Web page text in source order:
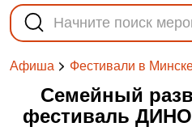
Афиша Фестивали в
Семейный
фестиваль